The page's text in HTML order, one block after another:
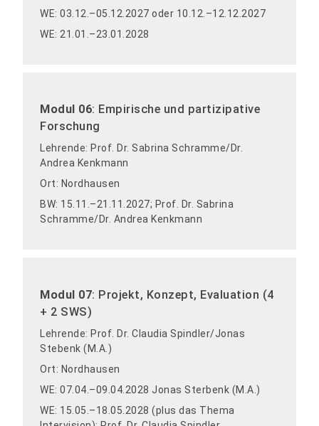
WE: 03.12.–05.12.2027 oder 10.12.–12.12.2027
WE: 21.01.–23.01.2028
Modul 06: Empirische und partizipative
Forschung
Lehrende: Prof. Dr. Sabrina Schramme/Dr.
Andrea Kenkmann
Ort: Nordhausen
BW: 15.11.–21.11.2027; Prof. Dr. Sabrina
Schramme/Dr. Andrea Kenkmann
Modul 07: Projekt, Konzept, Evaluation (4
+ 2 SWS)
Lehrende: Prof. Dr. Claudia Spindler/Jonas
Stebenk (M.A.)
Ort: Nordhausen
WE: 07.04.–09.04.2028 Jonas Sterbenk (M.A.)
WE: 15.05.–18.05.2028 (plus das Thema